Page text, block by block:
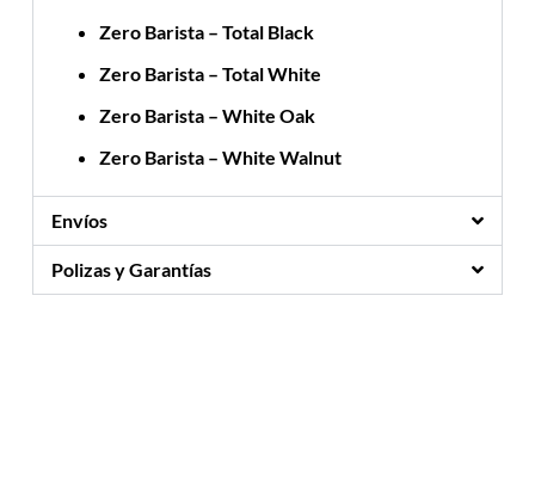
Zero Barista – Total Black
Zero Barista – Total White
Zero Barista – White Oak
Zero Barista – White Walnut
Envíos
Polizas y Garantías